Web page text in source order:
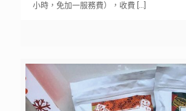
小時，免加一服務費），收費 […]